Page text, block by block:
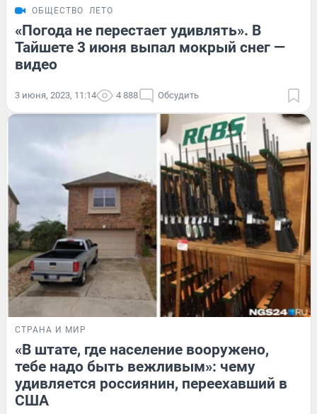
ОБЩЕСТВО ЛЕТО
«Погода не перестает удивлять». В
Тайшете 3 июня выпал мокрый снег —
видео
3 июня, 2023, 11:14 4 888 Обсудить
СТРАНА И МИР
«В штате, где население вооружено,
тебе надо быть вежливым»: чему
удивляется россиянин, переехавший в
США